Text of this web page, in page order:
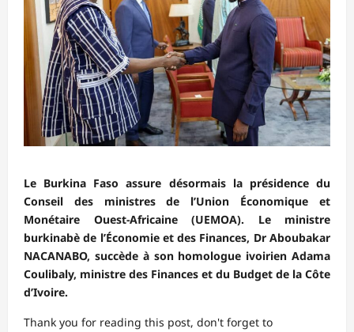
Le Burkina Faso assure désormais la présidence du
Conseil des ministres de l’Union Économique et
Monétaire Ouest-Africaine (UEMOA). Le ministre
burkinabè de l’Économie et des Finances, Dr Aboubakar
NACANABO, succède à son homologue ivoirien Adama
Coulibaly, ministre des Finances et du Budget de la Côte
d’Ivoire.
Thank you for reading this post, don't forget to